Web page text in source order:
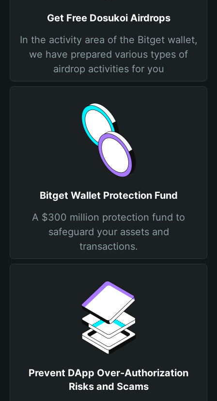
Get Free Dosukoi Airdrops
In the activity area of the Bitget wallet,
we have prepared various types of
airdrop activities for you
Bitget Wallet Protection Fund
A $300 million protection fund to
safeguard your assets and
transactions.
Prevent DApp Over-Authorization
Risks and Scams